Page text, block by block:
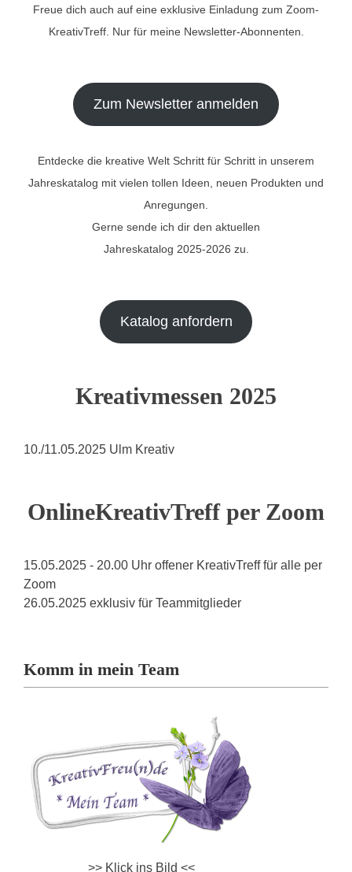
Freue dich auch auf eine exklusive Einladung zum Zoom-
KreativTreff. Nur für meine Newsletter-Abonnenten.
Zum Newsletter anmelden
Entdecke die kreative Welt Schritt für Schritt in unserem
Jahreskatalog mit vielen tollen Ideen, neuen Produkten und
Anregungen.
Gerne sende ich dir den aktuellen
Jahreskatalog 2025-2026 zu.
Katalog anfordern
Kreativmessen 2025
10./11.05.2025 Ulm Kreativ
OnlineKreativTreff per Zoom
15.05.2025 - 20.00 Uhr offener KreativTreff für alle per
Zoom
26.05.2025 exklusiv für Teammitglieder
Komm in mein Team
>> Klick ins Bild <<